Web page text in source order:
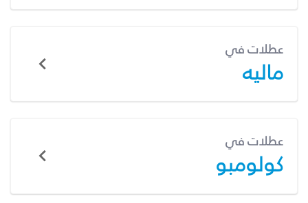
عطلات في
ماليه
عطلات في
كولومبو